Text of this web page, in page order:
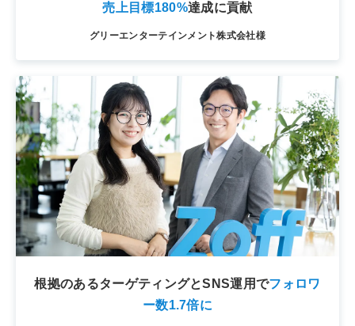
売上目標180%達成に貢献
グリーエンターテインメント株式会社様
根拠のあるターゲティングとSNS運用でフォロワ
ー数1.7倍に